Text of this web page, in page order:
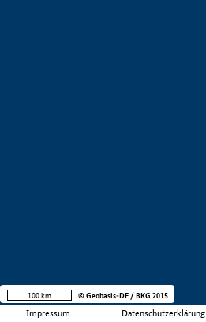
Impressum Datenschutzerklärung
100 km © Geobasis-DE / BKG 2015